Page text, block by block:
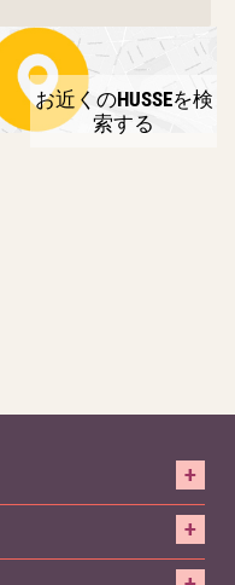
お近くのHUSSEを検
索する